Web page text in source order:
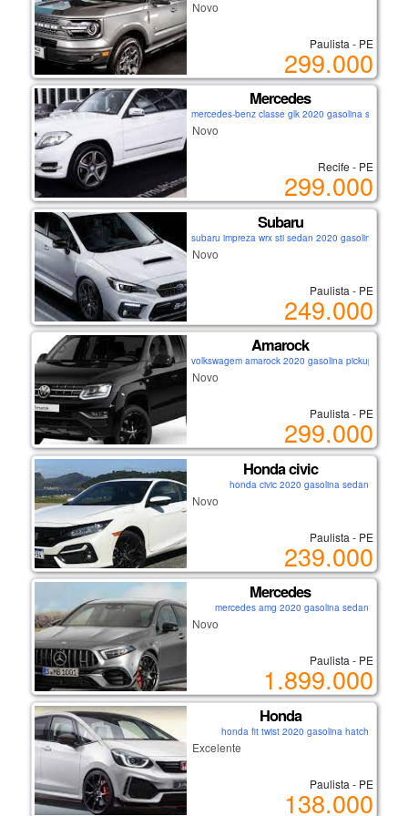
test drive. estou ansioso para
Novo
Paulista - PE
299.000
Mercedes
mercedes-benz classe glk 2020 gasolina suv
Novo
Recife - PE
299.000
Subaru
subaru impreza wrx sti sedan 2020 gasolina sedan
Novo
Paulista - PE
249.000
Amarock
volkswagem amarock 2020 gasolina pickup
Novo
Paulista - PE
299.000
Honda civic
honda civic 2020 gasolina sedan
Novo
Paulista - PE
239.000
Mercedes
mercedes amg 2020 gasolina sedan
Novo
Paulista - PE
1.899.000
Honda
honda fit twist 2020 gasolina hatch
Excelente
Paulista - PE
138.000